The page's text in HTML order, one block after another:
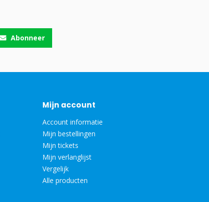
Abonneer
Mijn account
Account informatie
Mijn bestellingen
Mijn tickets
Mijn verlanglijst
Vergelijk
Alle producten